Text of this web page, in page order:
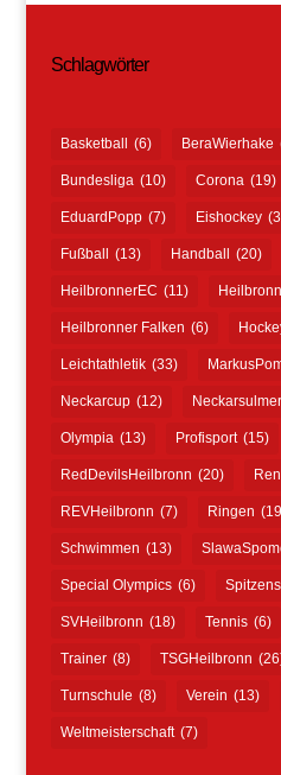
Schlagwörter
Basketball (6) BeraWierhake
Bundesliga (10) Corona (19)
EduardPopp (7) Eishockey
Fußball (13) Handball (20)
HeilbronnerEC (11)
Heilbronner Falken (6)
Leichtathletik (33)
Neckarcup (12)
Olympia (13) Profisport (15)
RedDevilsHeilbronn (20)
REVHeilbronn (7) Ringen
Schwimmen (13)
Special Olympics (6)
SVHeilbronn (18) Tennis (6)
Trainer (8) TSGHeilbronn
Turnschule (8) Verein (13)
Weltmeisterschaft (7)